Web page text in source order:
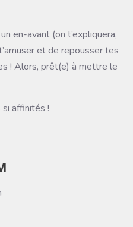
en-avant (on t’expliquera,
et de repousser tes
! Alors, prêt(e) à mettre le
affinités !